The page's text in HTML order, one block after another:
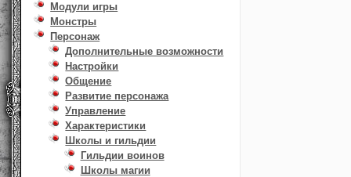
Модули игры
Монстры
Персонаж
Дополнительные возможности
Настройки
Общение
Развитие персонажа
Управление
Характеристики
Школы и гильдии
Гильдии воинов
Школы магии